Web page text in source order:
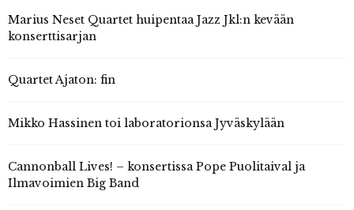
Marius Neset Quartet huipentaa Jazz Jkl:n kevään
konserttisarjan
Quartet Ajaton: fin
Mikko Hassinen toi laboratorionsa Jyväskylään
Cannonball Lives! – konsertissa Pope Puolitaival ja
Ilmavoimien Big Band